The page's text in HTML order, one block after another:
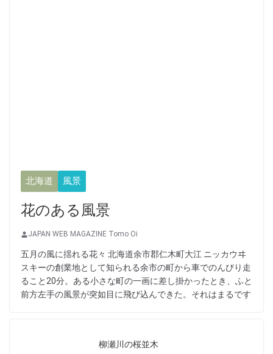
北海道 風景
花のある風景
JAPAN WEB MAGAZINE Tomo Oi
五月の風に揺れる花々 北海道余市郡仁木町大江 ニッカウヰ
スキーの創業地として知られる余市の町から車でのんびり走
ること20分。ある小さな町の一画に差し掛かったとき、ふと
前方左手の風景が突如目に飛び込んできた。それはまるです
柳瀬川の桜並木